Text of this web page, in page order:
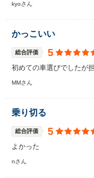
kyoさん
かっこいい
総合評価 5
初めての車選びでしたが
MMさん
乗り切る
総合評価 5
よかった
nさん